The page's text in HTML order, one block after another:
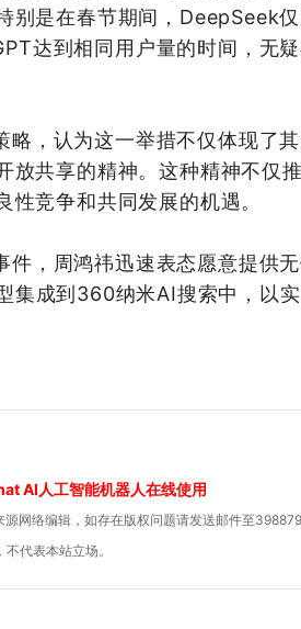
别是在春节期间，DeepSeek
达到相同用户量的时间，无
，认为这一举措不仅体现了
放共享的精神。这种精神不仅
竞争和共同发展的机遇。
，周鸿祎迅速表态愿意提供
集成到360纳米AI搜索中，以
AI人工智能机器人在线使用
网络编辑，如存在版权问题请发送邮件至
代表本站立场。